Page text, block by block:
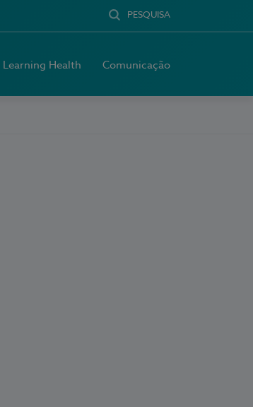
PESQUISA
Learning Health Comunicação